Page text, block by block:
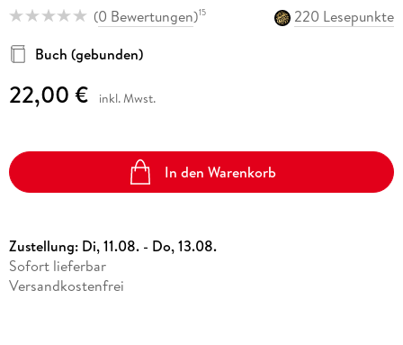
(0 Bewertungen)15
220 Lesepunkte
Buch (gebunden)
22,00 € inkl. Mwst.
In den Warenkorb
Zustellung: Di, 11.08. - Do, 13.08.
Sofort lieferbar
Versandkostenfrei